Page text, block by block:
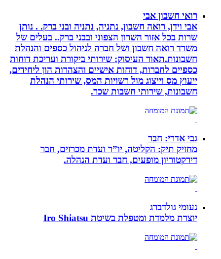
רואי חשבון אבי
אבי וידן, רואה חשבון, נתניה, נתניה ובני ברק. . נותן
שרות בכל אזור השרון הצפוני ובבני ברק.. בעלים של
משרד רואה חשבון ושל חברה לניהול כספים והנהלת
חשבונות.תאור העיסוק: שירותי ביקורת ועריכת דוחות
כספיים לחברות, דוחות אישיים והצהרות הון ליחידים,
ייעוץ מס וייצוג מול רשויות המס, שירותי הנהלת
חשבונות, שירותי חשבות שכר.
גבי אדרי: חבר
מחזיק תיק: הקליטה, יו”ר ועדת מכרזים, חבר
דירקטוריון מופעים, חבר ועדת הנהלה.
נעומי גולדברג
יוצרת מלמדת ומטפלת בשיטת Iro Shiatsu